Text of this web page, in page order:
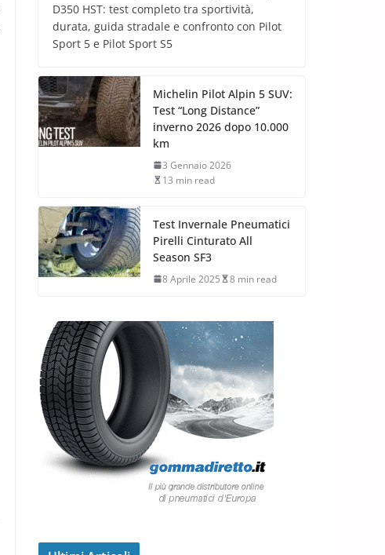
D350 HST: test completo tra sportività,
durata, guida stradale e confronto con Pilot
Sport 5 e Pilot Sport S5
Michelin Pilot Alpin 5 SUV:
Test “Long Distance”
inverno 2026 dopo 10.000
km
3 Gennaio 2026
13 min read
Test Invernale Pneumatici
Pirelli Cinturato All
Season SF3
8 Aprile 2025 8 min read